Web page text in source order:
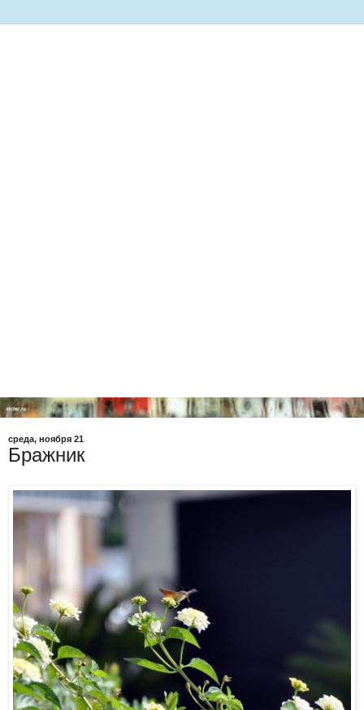
среда, ноября 21
Бражник